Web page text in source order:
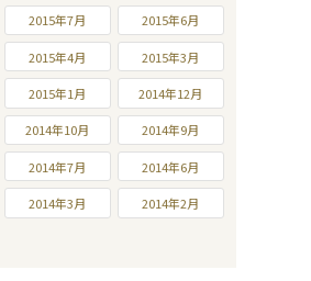
2015年7月 2015年6月
2015年4月 2015年3月
2015年1月 2014年12月
2014年10月 2014年9月
2014年7月 2014年6月
2014年3月 2014年2月